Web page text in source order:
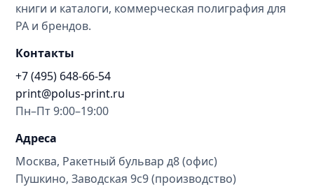
книги и каталоги, коммерческая полиграфия для
РА и брендов.
Контакты
+7 (495) 648-66-54
print@polus-print.ru
Пн–Пт 9:00–19:00
Адреса
Москва, Ракетный бульвар д8 (офис)
Пушкино, Заводская 9с9 (производство)